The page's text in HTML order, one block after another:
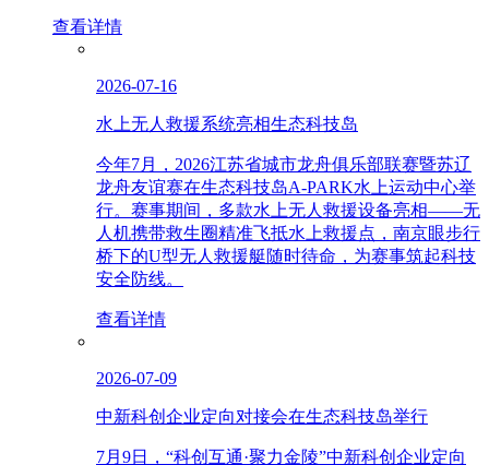
查看详情
2026-07-16
水上无人救援系统亮相生态科技岛
今年7月，2026江苏省城市龙舟俱乐部联赛暨苏辽
龙舟友谊赛在生态科技岛A-PARK水上运动中心举
行。赛事期间，多款水上无人救援设备亮相——无
人机携带救生圈精准飞抵水上救援点，南京眼步行
桥下的U型无人救援艇随时待命，为赛事筑起科技
安全防线。
查看详情
2026-07-09
中新科创企业定向对接会在生态科技岛举行
7月9日，“科创互通·聚力金陵”中新科创企业定向